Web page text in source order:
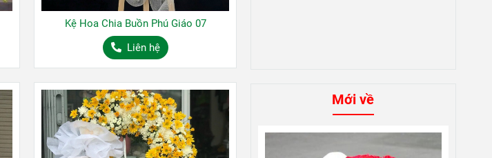
Kệ Hoa Chia Buồn Phú Giáo 07
Liên hệ
Mới về